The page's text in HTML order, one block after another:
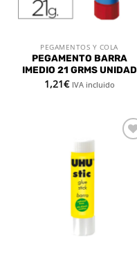
PEGAMENTOS Y COLA
PEGAMENTO BARRA
IMEDIO 21 GRMS UNIDAD
1,21€ IVA incluido